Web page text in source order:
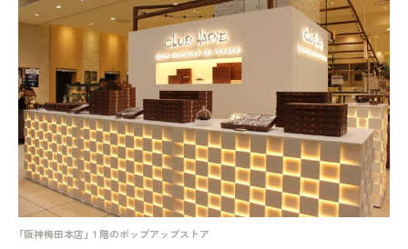
「阪神梅田本店」１階のポップアップストア